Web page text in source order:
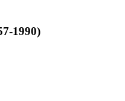
1990)